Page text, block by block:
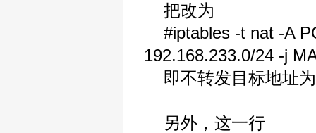
把改为
#iptables -t nat -A
192.168.233.0/24 -j
即不转发目标地址
另外，这一行